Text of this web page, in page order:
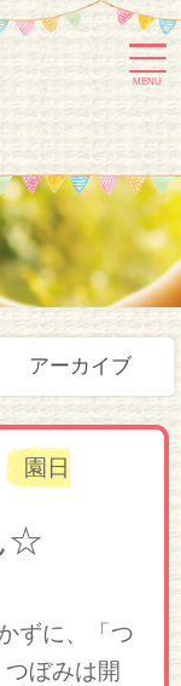
MENU
アーカイブ
園日
☆
ずに、「つ
ぼみは開